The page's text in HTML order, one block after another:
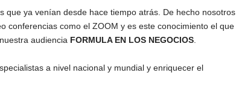
que ya venían desde hace tiempo atrás. De hecho nosotros
conferencias como el ZOOM y es este conocimiento el que
audiencia FORMULA EN LOS NEGOCIOS
a nivel nacional y mundial y enriquecer el